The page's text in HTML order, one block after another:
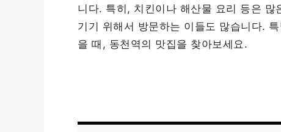
니다. 특히, 치킨이나 해산물 요리 등은
기기 위해서 방문하는 이들도 많습니다.
을 때, 동천역의 맛집을 찾아보세요.